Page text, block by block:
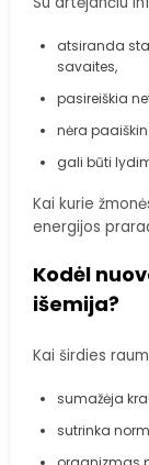
atsiranda
savaites,
pasireiškia
nėra
gali būti
Kai kurie
energijos
Kodėl
išemija?
Kai širdies
sumažėja
sutrinka